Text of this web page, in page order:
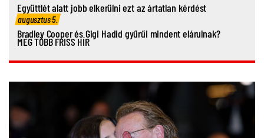
Együttlét alatt jobb elkerülni ezt az ártatlan kérdést
augusztus 5.
Bradley Cooper és Gigi Hadid gyűrűi mindent elárulnak?
MÉG TÖBB FRISS HÍR